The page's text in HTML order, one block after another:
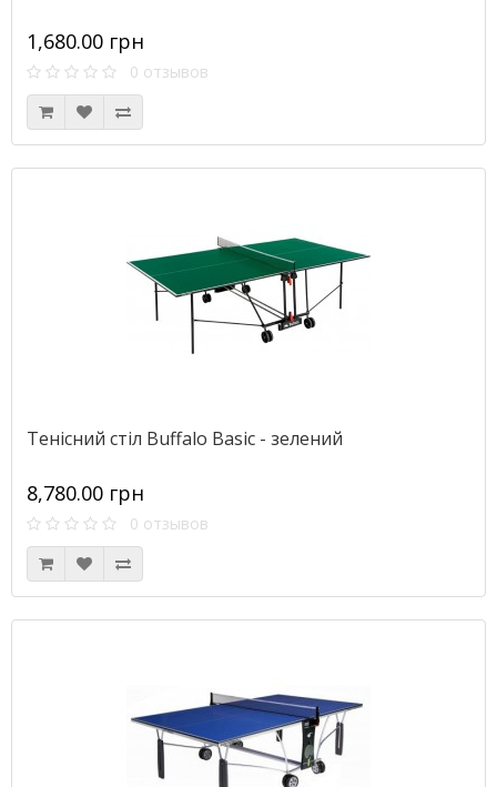
1,680.00 грн
0 отзывов
Тенісний стіл Buffalo Basic - зелений
8,780.00 грн
0 отзывов